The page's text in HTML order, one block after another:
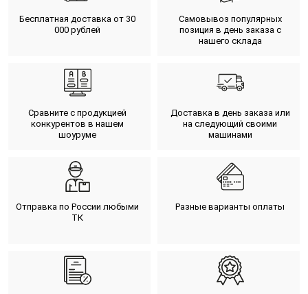
Бесплатная доставка от 30
000 рублей
Самовывоз популярных
позиция в день заказа с
нашего склада
Сравните с продукцией
конкурентов в нашем
шоуруме
Доставка в день заказа или
на следующий своими
машинами
Отправка по России любыми
ТК
Разные варианты оплаты